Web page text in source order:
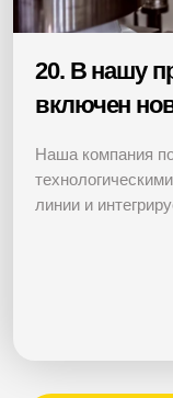
20. В нашу
включен
Наша компания
линии и